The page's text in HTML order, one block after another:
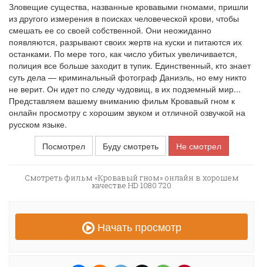
Зловещие существа, названные кровавыми гномами, пришли
из другого измерения в поисках человеческой крови, чтобы
смешать ее со своей собственной. Они неожиданно
появляются, разрывают своих жертв на куски и питаются их
останками. По мере того, как число убитых увеличивается,
полиция все больше заходит в тупик. Единственный, кто знает
суть дела — криминальный фотограф Даниэль, но ему никто
не верит. Он идет по следу чудовищ, в их подземный мир...
Представляем вашему вниманию фильм Кровавый гном к
онлайн просмотру с хорошим звуком и отличной озвучкой на
русском языке.
Посмотрел
Буду смотреть Не смотрел
Смотреть фильм «Кровавый гном» онлайн в хорошем
качестве HD 1080 720
Начать просмотр